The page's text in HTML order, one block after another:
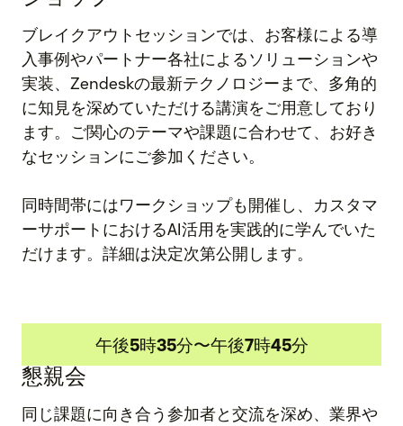
ブレイクアウトセッションでは、お客様による導
入事例やパートナー各社によるソリューションや
実装、Zendeskの最新テクノロジーまで、多角的
に知見を深めていただける講演をご用意しており
ます。ご関心のテーマや課題に合わせて、お好き
なセッションにご参加ください。
同時間帯にはワークショップも開催し、カスタマ
ーサポートにおけるAI活用を実践的に学んでいた
だけます。詳細は決定次第公開します。
午後5時35分〜午後7時45分
懇親会
同じ課題に向き合う参加者と交流を深め、業界や